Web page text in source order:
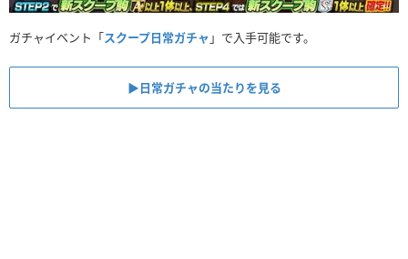
ガチャイベント「スクープ日常ガチャ 」で入手可能です。
▶︎日常ガチャの当たりを見る